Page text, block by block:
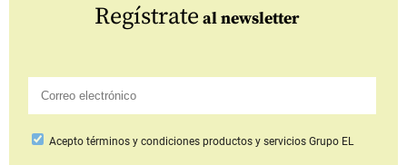
Regístrate al newsletter
Aceptotérminos y condiciones productos y serviciosGrupo EL